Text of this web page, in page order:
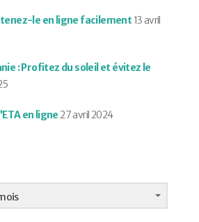
le en ligne facilement 13 avril
: Profitez du soleil et évitez le
en ligne27 avril 2024